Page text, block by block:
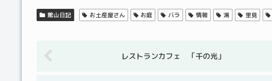
館山日記 お土産屋さん お庭 バラ 情報 湯 里見
レストランカフェ 「千の光」